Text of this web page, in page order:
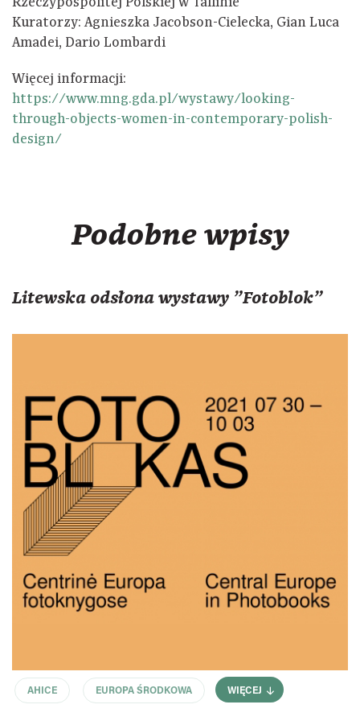
Kuratorzy: Agnieszka Jacobson-Cielecka, Gian Luca
Amadei, Dario Lombardi
Więcej informacji:
https://www.mng.gda.pl/wystawy/looking-
through-objects-women-in-contemporary-polish-
design/
Podobne wpisy
Litewska odsłona wystawy "Fotoblok"
AHICE EUROPA ŚRODKOWA WIĘCEJ